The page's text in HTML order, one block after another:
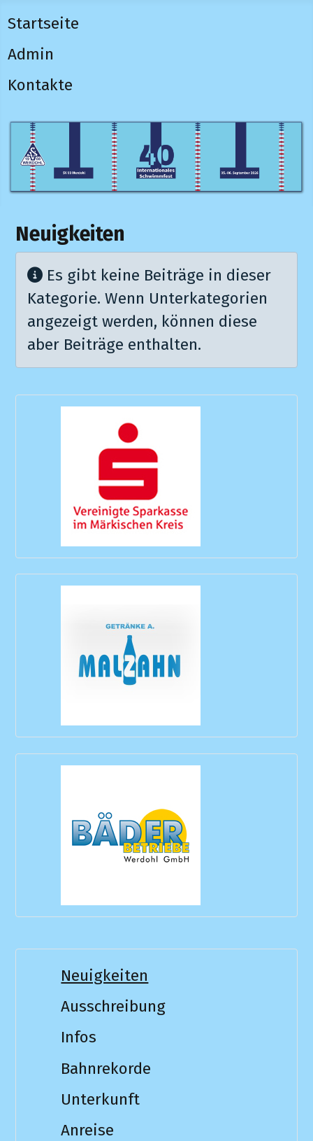
Startseite
Admin
Kontakte
Neuigkeiten
Ausschreibung
Infos
Bahnrekorde
Unterkunft
Anreise
Neuigkeiten
Information
Es gibt keine Beiträge in dieser
Kategorie. Wenn Unterkategorien
angezeigt werden, können diese
aber Beiträge enthalten.